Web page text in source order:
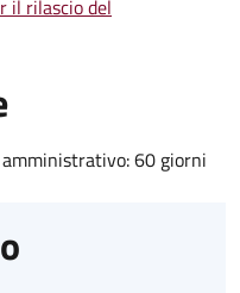
il rilascio del
60 giorni